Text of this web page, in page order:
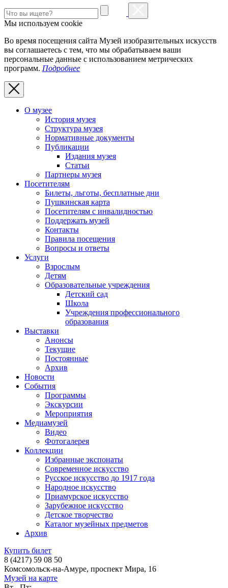
Мы используем cookie
Во время посещения сайта Музей изобразительных искусств
вы соглашаетесь с тем, что мы обрабатываем ваши
персональные данные с использованием метрических
программ. Подробнее
О музее
История музея
Структура музея
Нормативные документы
Публикации
Издания музея
Статьи
Партнеры музея
Посетителям
Билеты, льготы, бесплатные дни
Пушкинская карта
Посетителям с инвалидностью
Поддержать музей
Контакты
Правила посещения
Вопросы и ответы
Услуги
Взрослым
Детям
Образовательные учреждения
Детский сад
Школа
Учреждения профессионального
образования
Выставки
Анонсы
Текущие
Постоянные
Архив
Новости
События
Программы
Экскурсии
Мероприятия
Медиамузей
Видео
Фотогалерея
Коллекции
Избранные экспонаты
Современное искусство
Русское искусство до 1917 года
Народное искусство
Приамурское искусство
Зарубежное искусство
Детское творчество
Каталог музейных предметов
Архив
Купить билет
8 (4217) 59 08 50
Комсомольск-на-Амуре, проспект Мира, 16
Музей на карте